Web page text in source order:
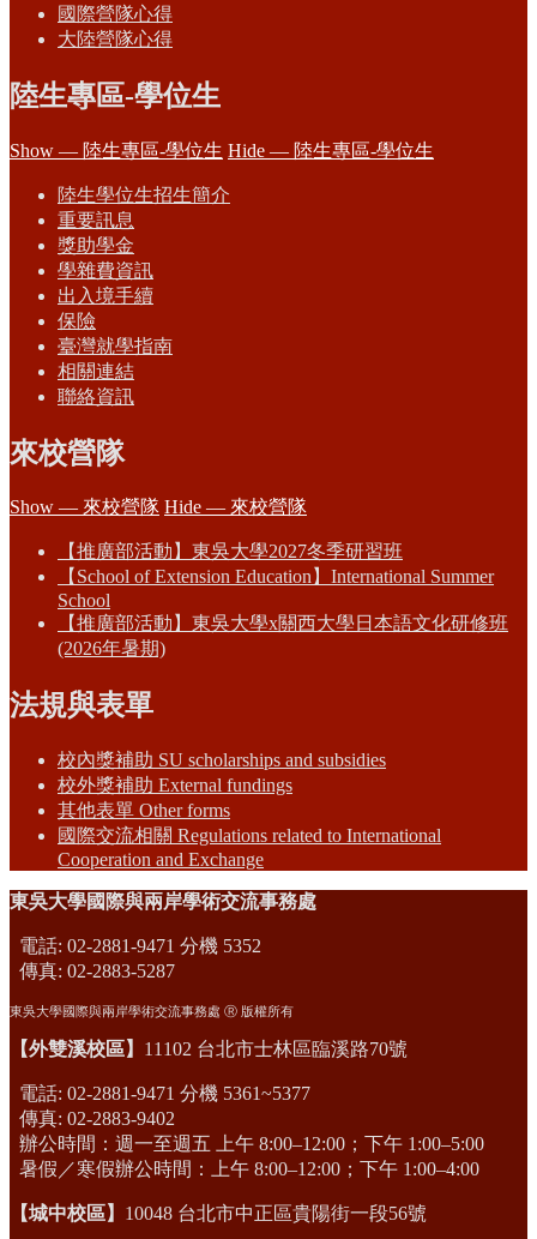
國際營隊心得
大陸營隊心得
陸生專區-學位生
Show — 陸生專區-學位生 Hide — 陸生專區-學位生
陸生學位生招生簡介
重要訊息
獎助學金
學雜費資訊
出入境手續
保險
臺灣就學指南
相關連結
聯絡資訊
來校營隊
Show — 來校營隊 Hide — 來校營隊
【推廣部活動】東吳大學2027冬季研習班
【School of Extension Education】International Summer
School
【推廣部活動】東吳大學x關西大學日本語文化研修班
(2026年暑期)
法規與表單
校內獎補助 SU scholarships and subsidies
校外獎補助 External fundings
其他表單 Other forms
國際交流相關 Regulations related to International
Cooperation and Exchange
東吳大學國際與兩岸學術交流事務處
電話: 02-2881-9471 分機 5352
傳真: 02-2883-5287
東吳大學國際與兩岸學術交流事務處 Ⓡ 版權所有
【外雙溪校區】 11102 台北市士林區臨溪路70號
電話: 02-2881-9471 分機 5361~5377
傳真: 02-2883-9402
辦公時間：週一至週五 上午 8:00–12:00；下午 1:00–5:00
暑假／寒假辦公時間：上午 8:00–12:00；下午 1:00–4:00
【城中校區】 10048 台北市中正區貴陽街一段56號